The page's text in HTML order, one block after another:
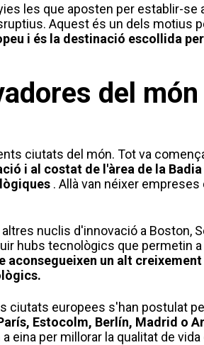
les que aposten per establir-se
Aquest és un dels motius
i és la destinació escollida
del món
ciutats del món. Tot va
i al costat de l'àrea de la
. Allà van néixer
nuclis d'innovació a Boston,
hubs tecnològics que permetin
aconsegueixen un alt
ciutats europees s'han postulat
Estocolm, Berlín, Madrid o
eina per millorar la qualitat de